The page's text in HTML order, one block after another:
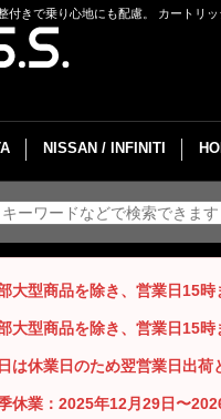
付きで乗り心地にも配慮。 カートリ
NISSAN / INFINITI
大型商品を除き、営業日15時
大型商品を除き、営業日15時
は休業日のため翌営業日出荷
休業：2025年12月29日〜